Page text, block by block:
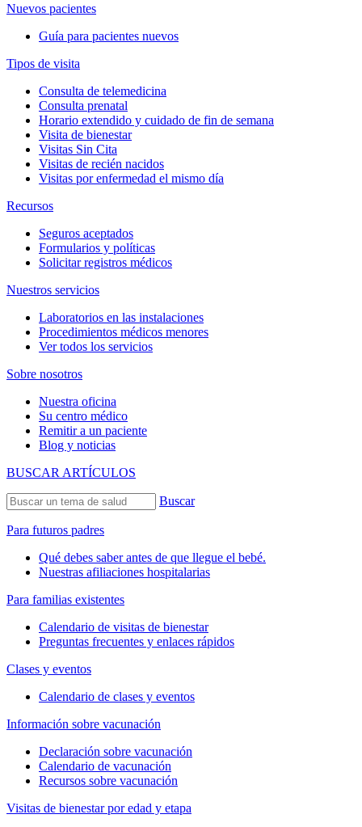
Nuevos pacientes
Guía para pacientes nuevos
Tipos de visita
Consulta de telemedicina
Consulta prenatal
Horario extendido y cuidado de fin de semana
Visita de bienestar
Visitas Sin Cita
Visitas de recién nacidos
Visitas por enfermedad el mismo día
Recursos
Seguros aceptados
Formularios y políticas
Solicitar registros médicos
Nuestros servicios
Laboratorios en las instalaciones
Procedimientos médicos menores
Ver todos los servicios
Sobre nosotros
Nuestra oficina
Su centro médico
Remitir a un paciente
Blog y noticias
BUSCAR ARTÍCULOS
Buscar
Para futuros padres
Qué debes saber antes de que llegue el bebé.
Nuestras afiliaciones hospitalarias
Para familias existentes
Calendario de visitas de bienestar
Preguntas frecuentes y enlaces rápidos
Clases y eventos
Calendario de clases y eventos
Información sobre vacunación
Declaración sobre vacunación
Calendario de vacunación
Recursos sobre vacunación
Visitas de bienestar por edad y etapa